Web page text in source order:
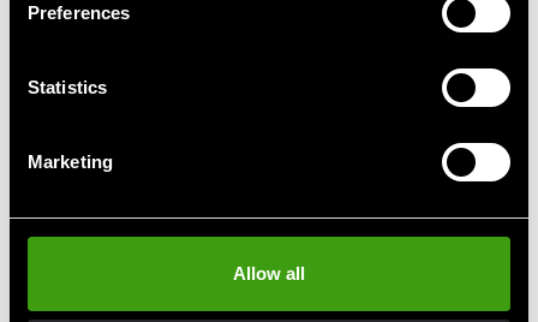
Preferences
Statistics
Marketing
Allow all
Bestil og afhent i nærmeste butik